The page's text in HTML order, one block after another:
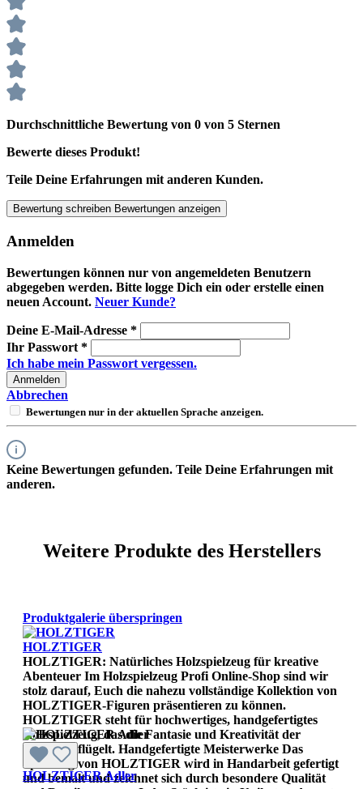
Durchschnittliche Bewertung von 0 von 5 Sternen
Bewerte dieses Produkt!
Teile Deine Erfahrungen mit anderen Kunden.
Bewertung schreiben Bewertungen anzeigen
Anmelden
Bewertungen können nur von angemeldeten Benutzern
abgegeben werden. Bitte logge Dich ein oder erstelle einen
neuen Account. Neuer Kunde?
Deine E-Mail-Adresse *
Ihr Passwort *
Ich habe mein Passwort vergessen.
Anmelden
Abbrechen
Bewertungen nur in der aktuellen Sprache anzeigen.
Keine Bewertungen gefunden. Teile Deine Erfahrungen mit
anderen.
Weitere Produkte des Herstellers
Produktgalerie überspringen
HOLZTIGER
HOLZTIGER: Natürliches Holzspielzeug für kreative
Abenteuer Im Holzspielzeug Profi Online-Shop sind wir
stolz darauf, Euch die nahezu vollständige Kollektion von
HOLZTIGER-Figuren präsentieren zu können.
HOLZTIGER steht für hochwertiges, handgefertigtes
Holzspielzeug, das die Fantasie und Kreativität der
Kinder beflügelt. Handgefertigte Meisterwerke Das
Spielzeug von HOLZTIGER wird in Handarbeit gefertigt
und bemalt und zeichnet sich durch besondere Qualität
HOLZTIGER Adler